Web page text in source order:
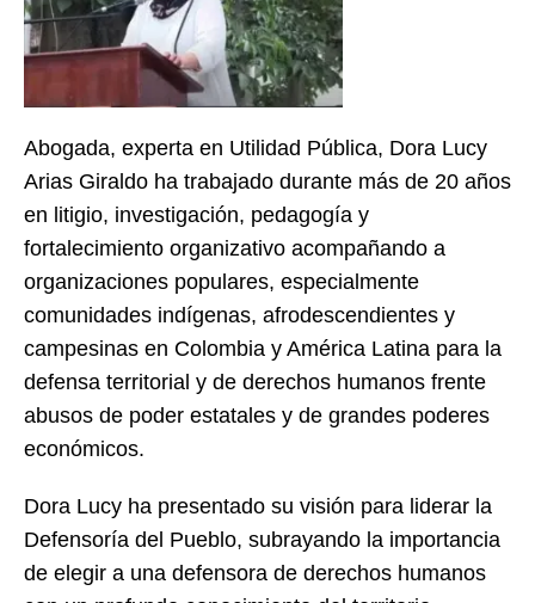
Abogada, experta en Utilidad Pública, Dora Lucy
Arias Giraldo ha trabajado durante más de 20 años
en litigio, investigación, pedagogía y
fortalecimiento organizativo acompañando a
organizaciones populares, especialmente
comunidades indígenas, afrodescendientes y
campesinas en Colombia y América Latina para la
defensa territorial y de derechos humanos frente
abusos de poder estatales y de grandes poderes
económicos.
Dora Lucy ha presentado su visión para liderar la
Defensoría del Pueblo, subrayando la importancia
de elegir a una defensora de derechos humanos